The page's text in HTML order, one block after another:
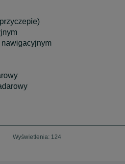
nawigacyjnym
Wyświetlenia: 124